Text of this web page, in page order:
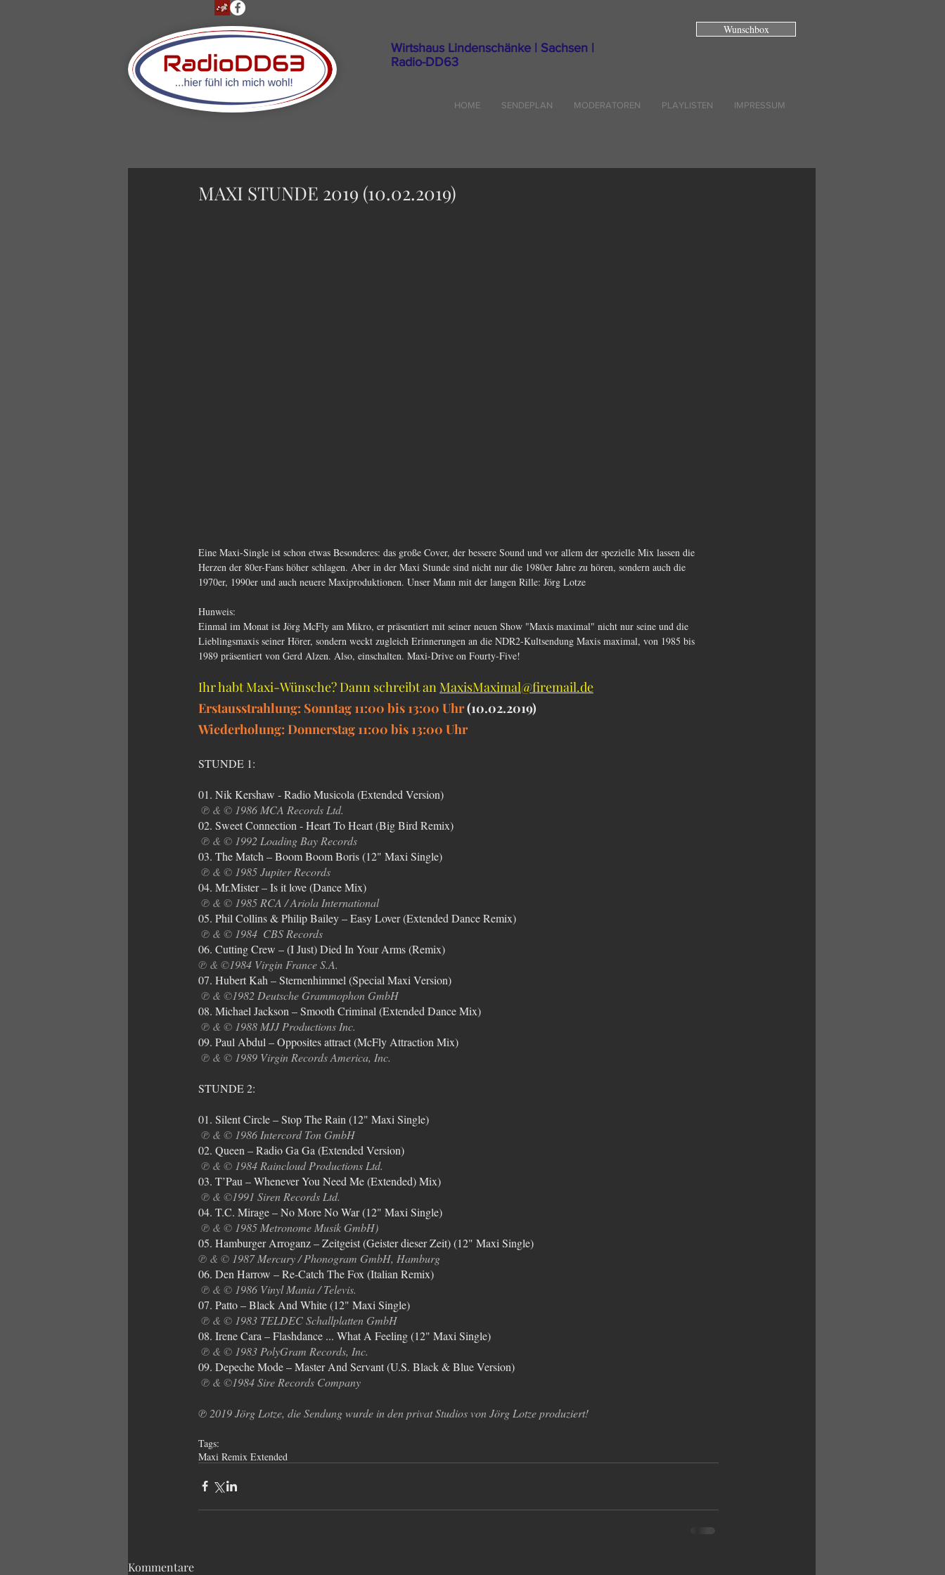
Wirtshaus Lindenschänke | Sachsen |
Radio-DD63
Wunschbox
HOME SENDEPLAN MODERATOREN PLAYLISTEN IMPRESSUM
MAXI STUNDE 2019 (10.02.2019)
Eine Maxi-Single ist schon etwas Besonderes: das große Cover, der bessere Sound und vor allem der spezielle Mix lassen die
Herzen der 80er-Fans höher schlagen. Aber in der Maxi Stunde sind nicht nur die 1980er Jahre zu hören, sondern auch die
1970er, 1990er und auch neuere Maxiproduktionen. Unser Mann mit der langen Rille: Jörg Lotze
Hunweis:
Einmal im Monat ist Jörg McFly am Mikro, er präsentiert mit seiner neuen Show "Maxis maximal" nicht nur seine und die
Lieblingsmaxis seiner Hörer, sondern weckt zugleich Erinnerungen an die NDR2-Kultsendung Maxis maximal, von 1985 bis
1989 präsentiert von Gerd Alzen. Also, einschalten. Maxi-Drive on Fourty-Five!
Ihr habt Maxi-Wünsche? Dann schreibt an MaxisMaximal@firemail.de
Erstausstrahlung: Sonntag 11:00 bis 13:00 Uhr (10.02.2019)
Wiederholung: Donnerstag 11:00 bis 13:00 Uhr
STUNDE 1:
01. Nik Kershaw - Radio Musicola (Extended Version)
℗ & © 1986 MCA Records Ltd.
02. Sweet Connection ‎- Heart To Heart (Big Bird Remix)
℗ & © 1992 Loading Bay Records
03. The Match – Boom Boom Boris (12" Maxi Single)
℗ & © 1985 Jupiter Records
04. Mr.Mister – Is it love (Dance Mix)
℗ & © 1985 RCA / Ariola International
05. Phil Collins & Philip Bailey – Easy Lover (Extended Dance Remix)
℗ & © 1984  CBS Records
06. Cutting Crew – (I Just) Died In Your Arms (Remix)
℗ & ©1984 Virgin France S.A.
07. Hubert Kah – Sternenhimmel (Special Maxi Version)
℗ & ©1982 Deutsche Grammophon GmbH
08. Michael Jackson – Smooth Criminal (Extended Dance Mix)
℗ & © 1988 MJJ Productions Inc.
09. Paul Abdul – Opposites attract (McFly Attraction Mix)
℗ & © 1989 Virgin Records America, Inc.
STUNDE 2:
01. Silent Circle – Stop The Rain (12" Maxi Single)
℗ & © 1986 Intercord Ton GmbH
02. Queen – Radio Ga Ga (Extended Version)
℗ & © 1984 Raincloud Productions Ltd.
03. T’Pau – Whenever You Need Me (Extended) Mix)
℗ & ©1991 Siren Records Ltd.
04. T.C. Mirage – No More No War (12" Maxi Single)
℗ & © 1985 Metronome Musik GmbH)
05. Hamburger Arroganz – Zeitgeist (Geister dieser Zeit) (12" Maxi Single)
℗ & © 1987 Mercury / Phonogram GmbH, Hamburg
06. Den Harrow – Re-Catch The Fox (Italian Remix)
℗ & © 1986 Vinyl Mania / Televis.
07. Patto – Black And White (12" Maxi Single)
℗ & © 1983 TELDEC Schallplatten GmbH
08. Irene Cara – Flashdance ... What A Feeling (12" Maxi Single)
℗ & © 1983 PolyGram Records, Inc.
09. Depeche Mode – Master And Servant (U.S. Black & Blue Version)
℗ & ©1984 Sire Records Company
℗ 2019 Jörg Lotze, die Sendung wurde in den privat Studios von Jörg Lotze produziert!
Tags:
Maxi Remix Extended
Kommentare